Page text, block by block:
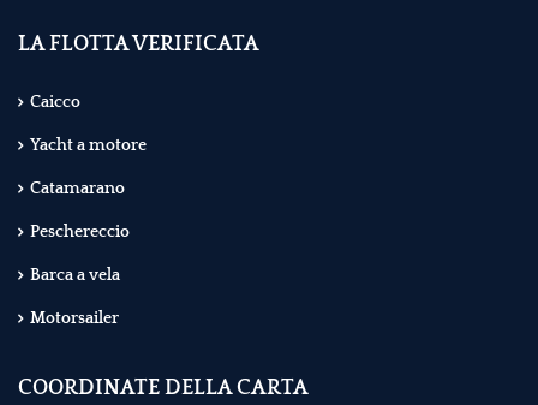
LA FLOTTA VERIFICATA
Caicco
Yacht a motore
Catamarano
Peschereccio
Barca a vela
Motorsailer
COORDINATE DELLA CARTA